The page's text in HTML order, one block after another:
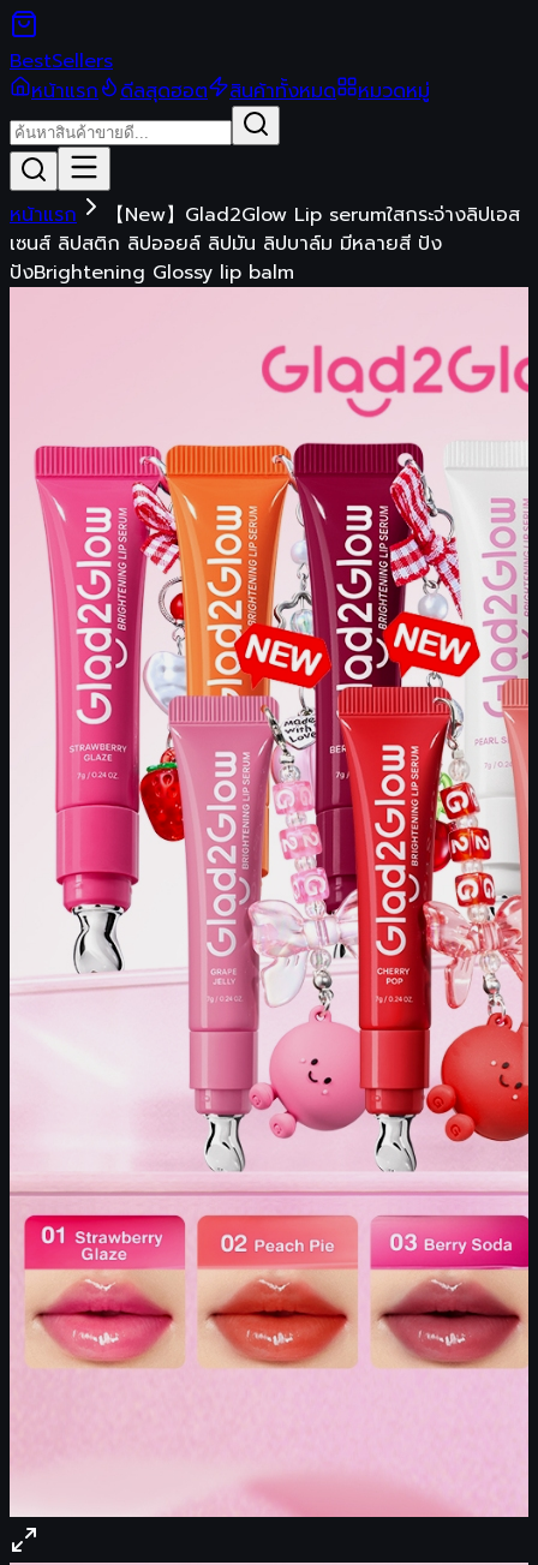
BestSellers
หน้าแรก
ดีลสุดฮอต สินค้าทั้งหมด หมวดหมู่
หน้าแรก
【New】Glad2Glow Lip serumใสกระจ่างลิปเอส
เซนส์ ลิปสติก ลิปออยล์ ลิปมัน ลิปบาล์ม มีหลายสี ปัง
ปังBrightening Glossy lip balm